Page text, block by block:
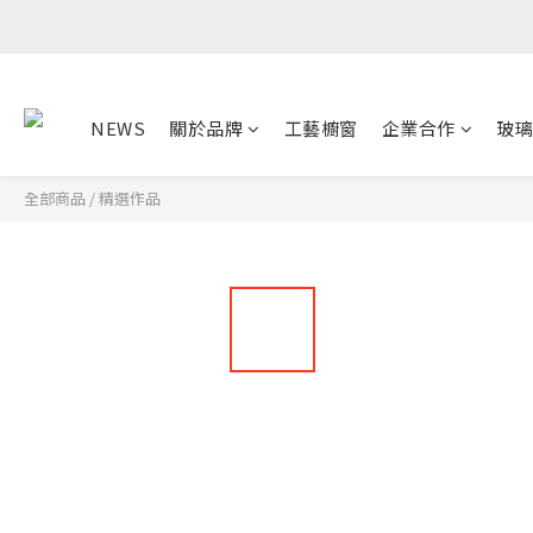
NEWS 關於品牌 工藝櫥窗 企業合作 玻
全部商品 /精選作品